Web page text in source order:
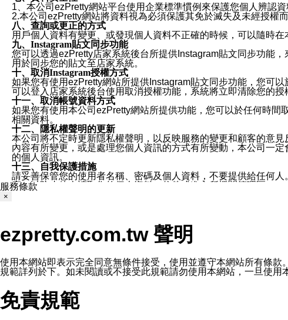
1、本公司ezPretty網站平台使用企業標準慣例來保護您個人辨認
2.本公司ezPretty網站將資料視為必須保護其免於滅失及未經授權
八、查詢或更正的方式
用戶個人資料有變更、或發現個人資料不正確的時候，可以隨時
九、Instagram貼文同步功能
您可以透過ezPretty店家系統後台所提供Instagram貼文同步功能
用於同步您的貼文至店家系統。
十、取消Instagram授權方式
如果您有使用ezPretty網站所提供Instagram貼文同步功能，您可
可以登入店家系統後台使用取消授權功能，系統將立即清除您的
十一、取消帳號資料方式
如果您有使用本公司ezPretty網站所提供功能，您可以於任何時間
相關資料。
十二、隱私權聲明的更新
本公司將不定時更新隱私權聲明，以反映服務的變更和顧客的意
內容有所變更，或是處理您個人資訊的方式有所變動，本公司一
的個人資訊。
十三、自我保護措施
請妥善保管您的使用者名稱、密碼及個人資料，不要提供給任何
窗，以防止他人讀取您的個人資料、信件或進入所機關管理區。
本公司/本服務將以通知型訊息傳送重要訊息給您。即使未加入本
本公司/本服務傳送之通知型訊息以對您有效且重要的訊息為限，
2.該 LINE 帳號已在 LINE APP 設定中，同意接收通知型訊息。
3.LINE 帳號未封鎖傳送訊息之 LINE 官方帳號。
欲變更通知型訊息的設定，操作如下：
1.點選「主頁」＞「設定」
2.點選「隱私設定」
3.點選「提供使用資料」
服務條款
×
ezpretty.com.tw 聲明
使用本網站即表示完全同意無條件接受，使用並遵守本網站所有條
規範詳列於下。如未閱讀或不接受此規範請勿使用本網站，一旦使用
免責規範